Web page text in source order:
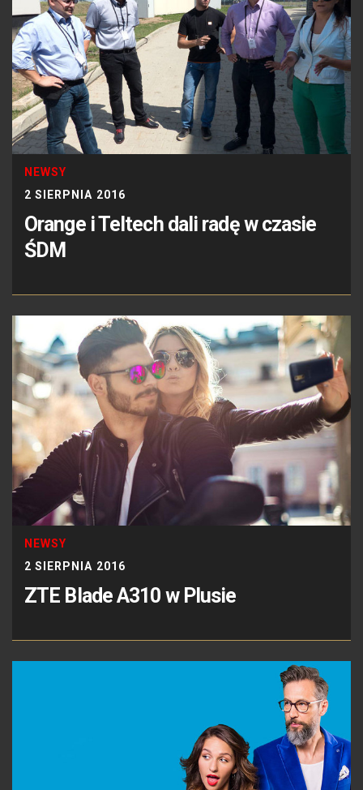
NEWSY
2 SIERPNIA 2016
Orange i Teltech dali radę w czasie
ŚDM
NEWSY
2 SIERPNIA 2016
ZTE Blade A310 w Plusie